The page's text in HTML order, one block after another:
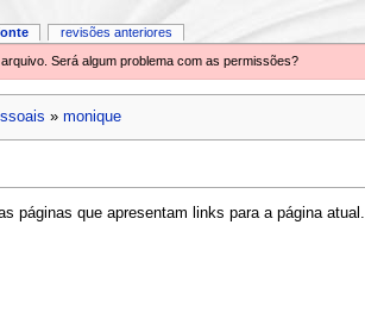
Será algum problema com as permissões?
» monique
páginas que apresentam links para a página atual.
revisões anteriores